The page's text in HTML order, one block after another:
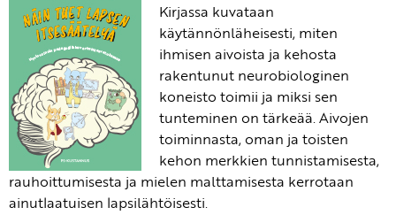
Kirjassa kuvataan
käytännönläheisesti, miten
ihmisen aivoista ja kehosta
rakentunut neurobiologinen
koneisto toimii ja miksi sen
tunteminen on tärkeää. Aivojen
toiminnasta, oman ja toisten
kehon merkkien tunnistamisesta,
rauhoittumisesta ja mielen malttamisesta kerrotaan
ainutlaatuisen lapsilähtöisesti.